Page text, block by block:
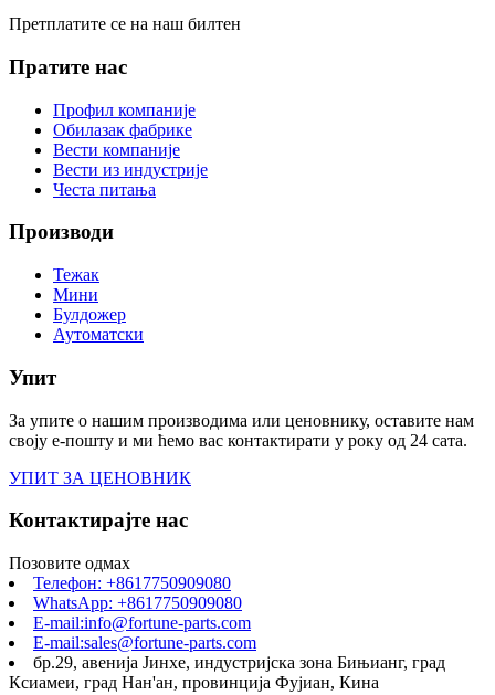
Претплатите се на наш билтен
Пратите нас
Профил компаније
Обилазак фабрике
Вести компаније
Вести из индустрије
Честа питања
Производи
Тежак
Мини
Булдожер
Аутоматски
Упит
За упите о нашим производима или ценовнику, оставите нам
своју е-пошту и ми ћемо вас контактирати у року од 24 сата.
УПИТ ЗА ЦЕНОВНИК
Контактирајте нас
Позовите одмах
Телефон: +8617750909080
WhatsApp: +8617750909080
E-mail:info@fortune-parts.com
E-mail:sales@fortune-parts.com
бр.29, авенија Јинхе, индустријска зона Бињианг, град
Ксиамеи, град Нан'ан, провинција Фујиан, Кина